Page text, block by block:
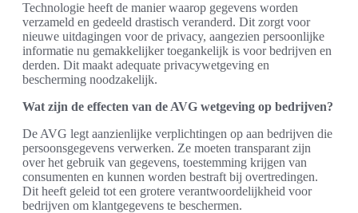
Technologie heeft de manier waarop gegevens worden
verzameld en gedeeld drastisch veranderd. Dit zorgt voor
nieuwe uitdagingen voor de privacy, aangezien persoonlijke
informatie nu gemakkelijker toegankelijk is voor bedrijven en
derden. Dit maakt adequate privacywetgeving en
bescherming noodzakelijk.
Wat zijn de effecten van de AVG wetgeving op bedrijven?
De AVG legt aanzienlijke verplichtingen op aan bedrijven die
persoonsgegevens verwerken. Ze moeten transparant zijn
over het gebruik van gegevens, toestemming krijgen van
consumenten en kunnen worden bestraft bij overtredingen.
Dit heeft geleid tot een grotere verantwoordelijkheid voor
bedrijven om klantgegevens te beschermen.